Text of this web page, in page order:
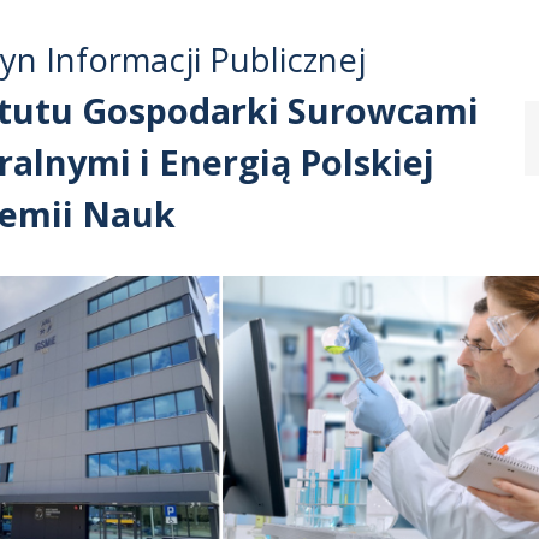
Przejdź do
głównego menu
Przejdź do treści
Przejdź do mapy
serwisu
Informacji Publicznej
Gospodarki Surowcami
i Energią Polskiej
Nauk